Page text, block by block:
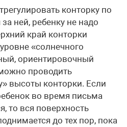
конторку по
ней, ребенку не надо
край конторки
«солнечного
ориентировочный
проводить
высоты конторки. Если
во время письма
то вся поверхность
до тех пор, пока